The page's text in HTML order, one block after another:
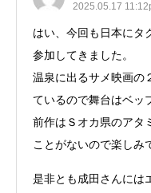
2025.05.17
はい、今回も日本にタ
参加してきました。
温泉に出るサメ映画の
ているので舞台はベッ
前作はＳオカ県のアタ
ことがないので楽しみ
是非とも成田さんには